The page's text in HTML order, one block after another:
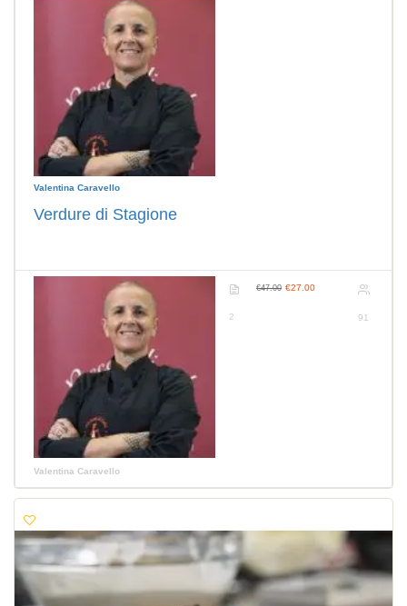
Valentina Caravello
Verdure di Stagione
Valentina Caravello
2 91
€47.00 €27.00